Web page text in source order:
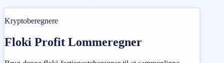
Kryptoberegnere
Floki Profit Lommeregner